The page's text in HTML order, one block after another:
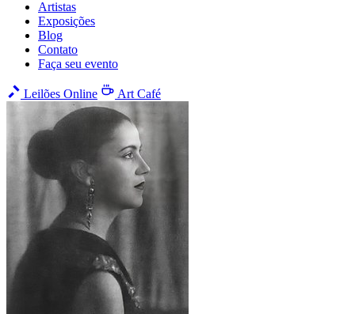
Artistas
Exposições
Blog
Contato
Faça seu evento
Leilões Online Art Café